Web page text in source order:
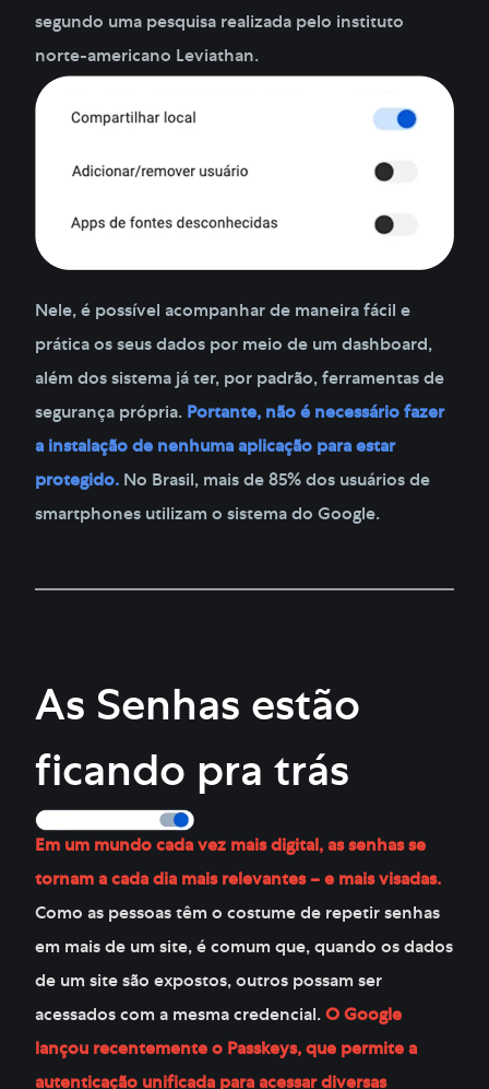
segundo uma pesquisa realizada pelo instituto
norte-americano Leviathan.
Nele, é possível acompanhar de maneira fácil e
prática os seus dados por meio de um dashboard,
além dos sistema já ter, por padrão, ferramentas de
segurança própria. Portante, não é necessário fazer
a instalação de nenhuma aplicação para estar
protegido. No Brasil, mais de 85% dos usuários de
smartphones utilizam o sistema do Google.
As Senhas estão
ficando pra trás
Em um mundo cada vez mais digital, as senhas se
tornam a cada dia mais relevantes – e mais visadas.
Como as pessoas têm o costume de repetir senhas
em mais de um site, é comum que, quando os dados
de um site são expostos, outros possam ser
acessados com a mesma credencial. O Google
lançou recentemente o Passkeys, que permite a
autenticação unificada para acessar diversas